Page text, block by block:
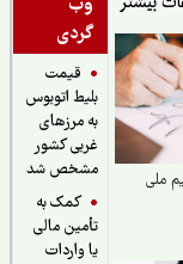
وب
گردی
قیمت
بلیط اتوبوس
به مرزهای
غربی کشور
مشخص شد
کمک به
تأمین مالی
یا واردات